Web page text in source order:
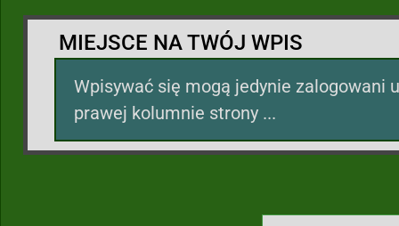
MIEJSCE NA TWÓJ WPIS
Wpisywać się mogą jedynie zalogowani
prawej kolumnie strony ...